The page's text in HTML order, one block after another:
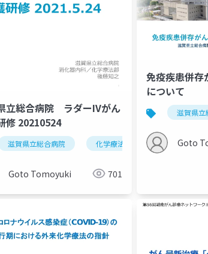
化学療法 看護師
立総合病院 ラダーIVがん
修 20210524
滋賀県立総合病院 化学療法 がん薬物療法
Goto Tomoyuki 701
免疫疾患併存
について
滋賀県立
Goto